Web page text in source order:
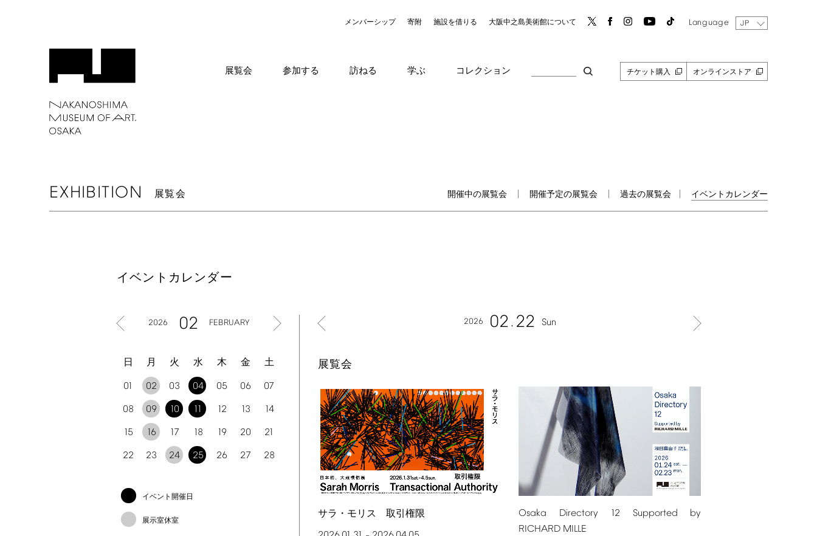
メンバーシップ 寄附 施設を借りる 大阪中之島美術館について Language JP
展覧会 参加する 訪ねる 学ぶ コレクション チケット購入 オンラインストア
EXHIBITION 展覧会 開催中の展覧会 開催予定の展覧会 過去の展覧会 イベントカレンダー
イベントカレンダー
2026 02 FEBRUARY
日 月 火 水 木 金 土
01 02 03 04 05 06 07
08 09 10 11 12 13 14
15 16 17 18 19 20 21
22 23 24 25 26 27 28
イベント開催日
展示室休室
2026 02 22 Sun
展覧会
サラ・モリス 取引権限 Osaka Directory 12 Supported
by
RICHARD MILLE